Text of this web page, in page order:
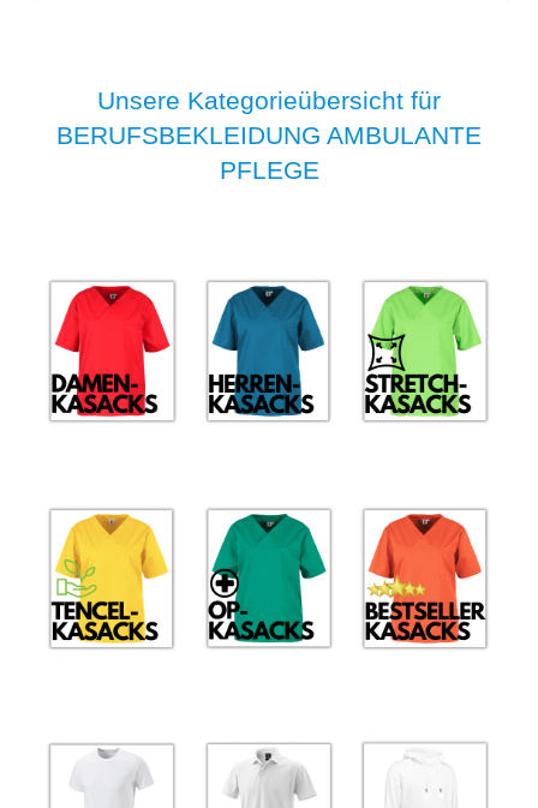
Unsere Kategorieübersicht für
BERUFSBEKLEIDUNG AMBULANTE
PFLEGE